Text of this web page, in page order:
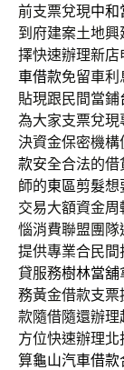
前支票兌現中和
到府建案土地
擇快速辦理新
車借款免留車
貼現跟民間當鋪
為大家支票兌
決資金保密機
款安全合法的
師的東區剪髮想
交易大額資金周
惱消費聯盟團
提供專業合民
貸服務樹林當舖
務黃金借款支票
款隨借隨還辦
方位快速辦理
算龜山汽車借款